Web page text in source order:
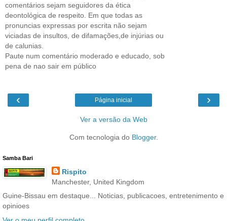
comentários sejam seguidores da ética
deontológica de respeito. Em que todas as
pronuncias expressas por escrita não sejam
viciadas de insultos, de difamações,de injúrias ou
de calunias.
Paute num comentário moderado e educado, sob
pena de nao sair em público
‹ ›
Página inicial
Ver a versão da Web
Com tecnologia do Blogger.
Samba Bari
Rispito
Manchester, United Kingdom
Guine-Bissau em destaque... Noticias, publicacoes, entretenimento e
opinioes